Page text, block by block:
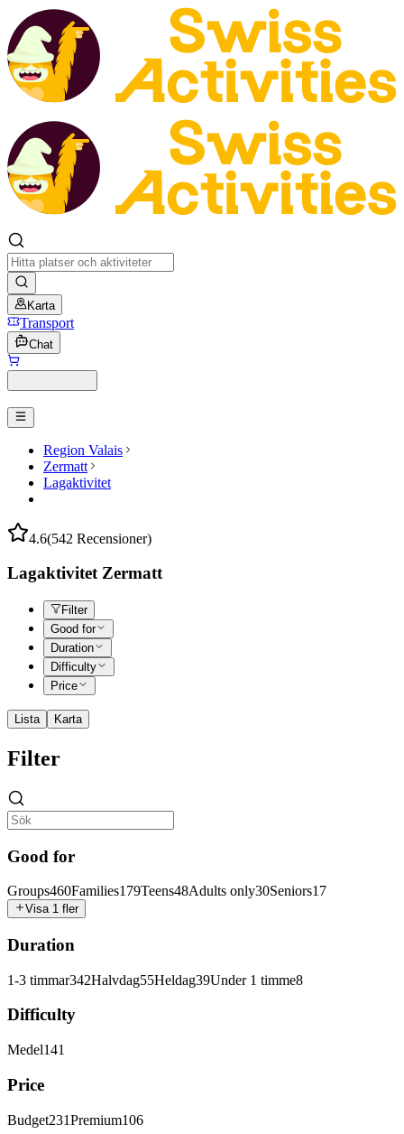
Karta
Transport
Chat
Region Valais
Zermatt
Lagaktivitet
4.6(542 Recensioner)
Lagaktivitet Zermatt
Filter
Good for
Duration
Difficulty
Price
Lista Karta
Filter
Good for
Groups460Families179Teens48Adults only30Seniors17
Visa 1 fler
Duration
1-3 timmar342Halvdag55Heldag39Under 1 timme8
Difficulty
Medel141
Price
Budget231Premium106